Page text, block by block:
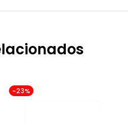
-23%